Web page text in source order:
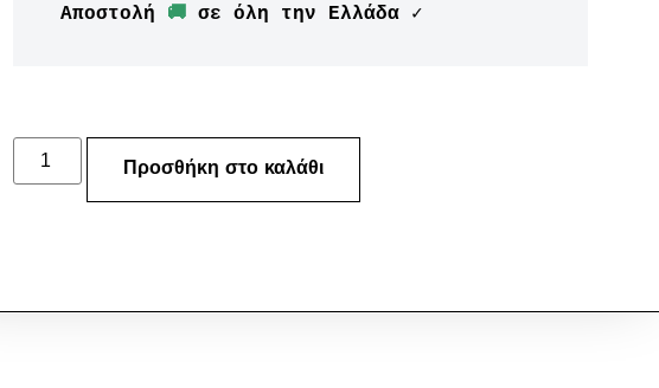
Αποστολή 🚚 σε όλη την Ελλάδα ✓
Προσθήκη στο καλάθι